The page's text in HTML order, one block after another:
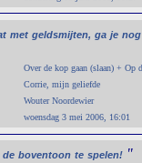
met geldsmijten, ga je nog
Over de kop gaan (slaan) + Op
Corrie, mijn geliefde
Wouter Noordewier
woensdag 3 mei 2006, 16:01
de boventoon te spelen! "